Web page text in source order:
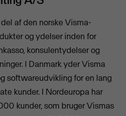
af den norske Visma-
og ydelser inden for
konsulentydelser og
I Danmark yder Visma
softwareudvikling for en lang
kunder. I Nordeuropa har
kunder, som bruger Vismas